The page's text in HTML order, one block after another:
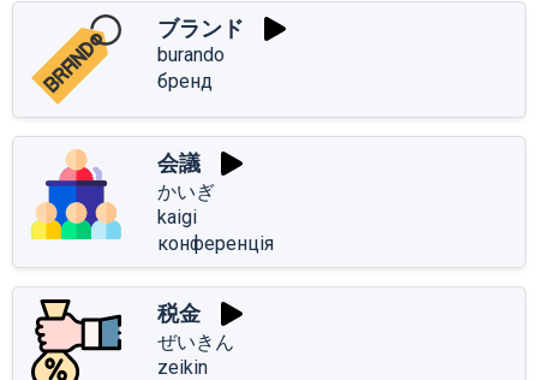
ブランド
burando
бренд
会議
かいぎ
kaigi
конференція
税金
ぜいきん
zeikin